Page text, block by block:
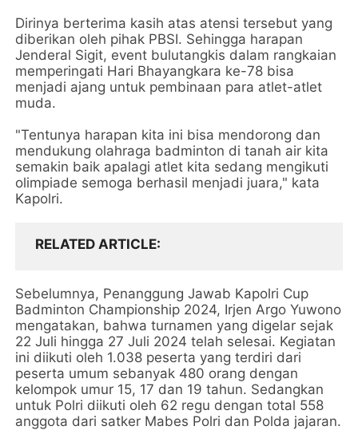
Dirinya berterima kasih atas atensi tersebut yang
diberikan oleh pihak PBSI. Sehingga harapan
Jenderal Sigit, event bulutangkis dalam rangkaian
memperingati Hari Bhayangkara ke-78 bisa
menjadi ajang untuk pembinaan para atlet-atlet
muda.
"Tentunya harapan kita ini bisa mendorong dan
mendukung olahraga badminton di tanah air kita
semakin baik apalagi atlet kita sedang mengikuti
olimpiade semoga berhasil menjadi juara," kata
Kapolri.
RELATED ARTICLE
Sebelumnya, Penanggung Jawab Kapolri Cup
Badminton Championship 2024, Irjen Argo Yuwono
mengatakan, bahwa turnamen yang digelar sejak
22 Juli hingga 27 Juli 2024 telah selesai. Kegiatan
ini diikuti oleh 1.038 peserta yang terdiri dari
peserta umum sebanyak 480 orang dengan
kelompok umur 15, 17 dan 19 tahun. Sedangkan
untuk Polri diikuti oleh 62 regu dengan total 558
anggota dari satker Mabes Polri dan Polda jajaran.